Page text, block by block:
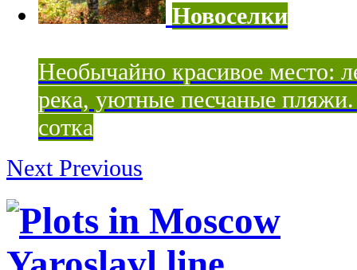
Новоселки
Необычайно красивое место:
река, уютные песчаные
сотка
Next Previous